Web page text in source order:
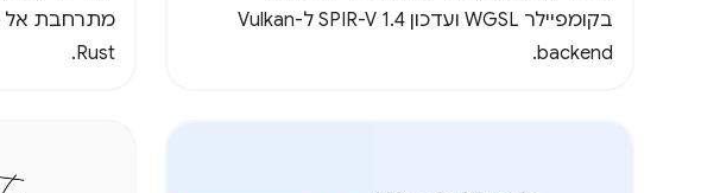
בקומפיילר WGSL ועדכון SPIR-V 1.4 ל-Vulkan
backend.
Rust.